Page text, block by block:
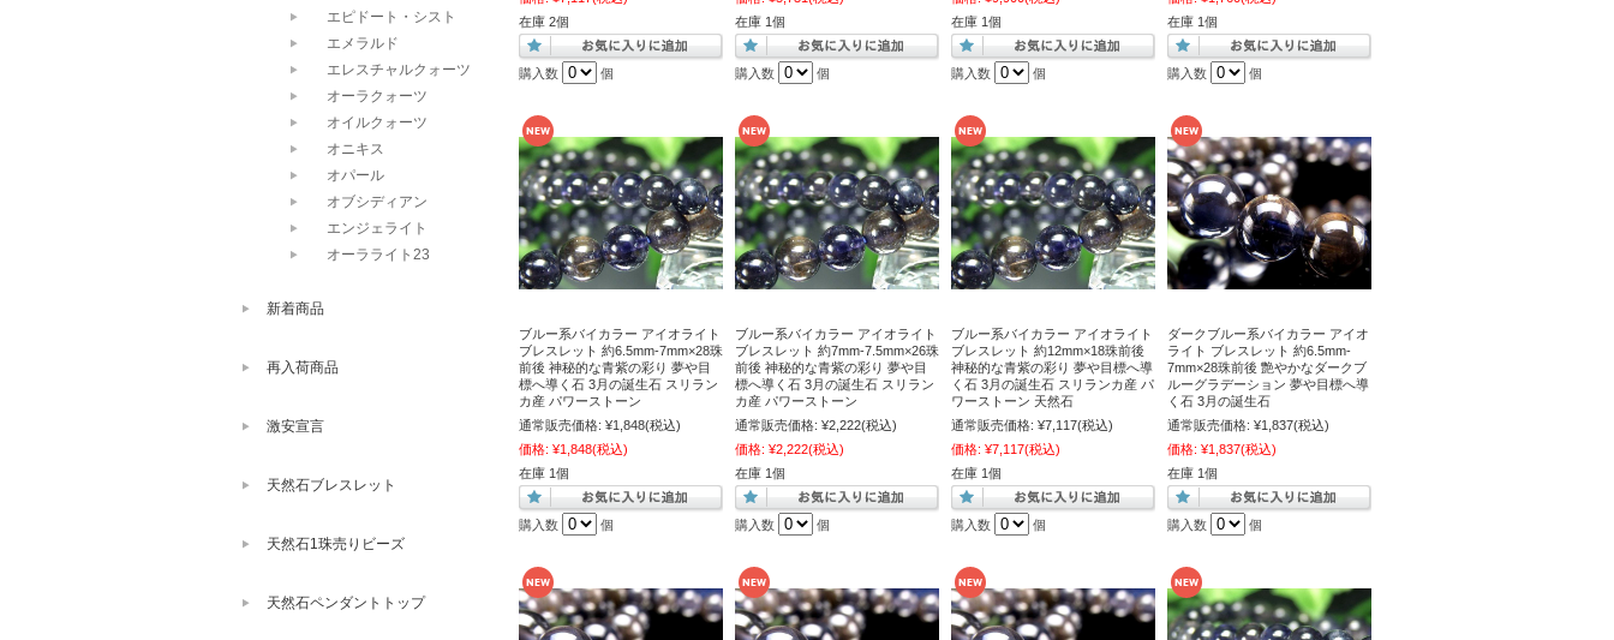
在庫 2個
購入数 個
在庫 1個
購入数 個
在庫 1個
購入数 個
在庫 1個
購入数 個
ブルー系バイカラー アイオライト
ブレスレット 約6.5mm-7mm×28珠
前後 神秘的な青紫の彩り 夢や目
標へ導く石 3月の誕生石 スリラン
カ産 パワーストーン
通常販売価格: ¥1,848(税込)
価格: ¥1,848(税込)
在庫 1個
購入数 個
ブルー系バイカラー アイオライト
ブレスレット 約7mm-7.5mm×26珠
前後 神秘的な青紫の彩り 夢や目
標へ導く石 3月の誕生石 スリラン
カ産 パワーストーン
通常販売価格: ¥2,222(税込)
価格: ¥2,222(税込)
在庫 1個
購入数 個
ブルー系バイカラー アイオライト
ブレスレット 約12mm×18珠前後
神秘的な青紫の彩り 夢や目標へ導
く石 3月の誕生石 スリランカ産 パ
ワーストーン 天然石
通常販売価格: ¥7,117(税込)
価格: ¥7,117(税込)
在庫 1個
購入数 個
ダークブルー系バイカラー アイオ
ライト ブレスレット 約6.5mm-
7mm×28珠前後 艶やかなダークブ
ルーグラデーション 夢や目標へ導
く石 3月の誕生石
通常販売価格: ¥1,837(税込)
価格: ¥1,837(税込)
在庫 1個
購入数 個
エピドート・シスト
エメラルド
エレスチャルクォーツ
オーラクォーツ
オイルクォーツ
オニキス
オパール
オブシディアン
エンジェライト
オーラライト23
新着商品
再入荷商品
激安宣言
天然石ブレスレット
天然石1珠売りビーズ
天然石ペンダントトップ